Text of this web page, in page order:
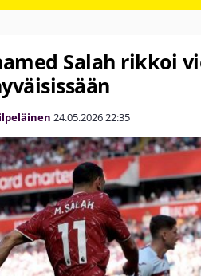
Salah rikkoi
24.05.202622:35